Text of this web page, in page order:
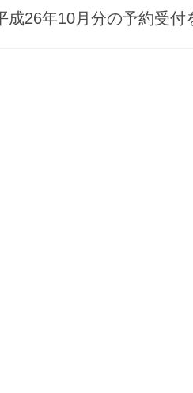
成26年10月分の予約受付